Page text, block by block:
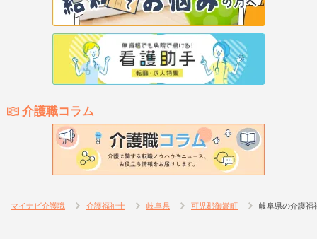
介護職コラム
マイナビ介護職 介護福祉士 岐阜県 可児郡御嵩町 岐阜県の介護福